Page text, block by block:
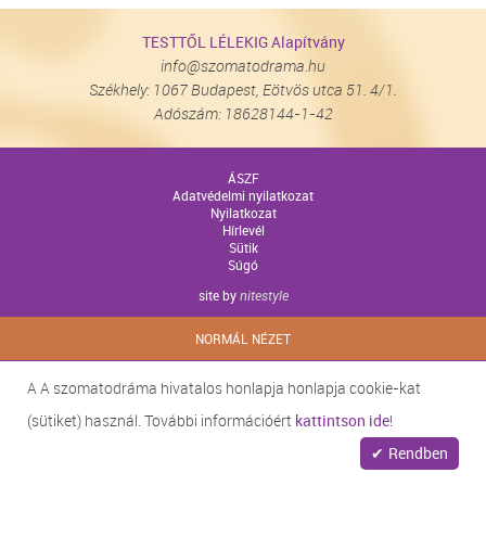
TESTTŐL LÉLEKIG Alapítvány
info@szomatodrama.hu
Székhely: 1067 Budapest, Eötvös utca 51. 4/1.
Adószám: 18628144-1-42
ÁSZF
Adatvédelmi nyilatkozat
Nyilatkozat
Hírlevél
Sütik
Súgó
site bynitestyle
NORMÁL NÉZET
A A szomatodráma hivatalos honlapja honlapja cookie-kat
(sütiket) használ. További információért kattintson ide!
Rendben